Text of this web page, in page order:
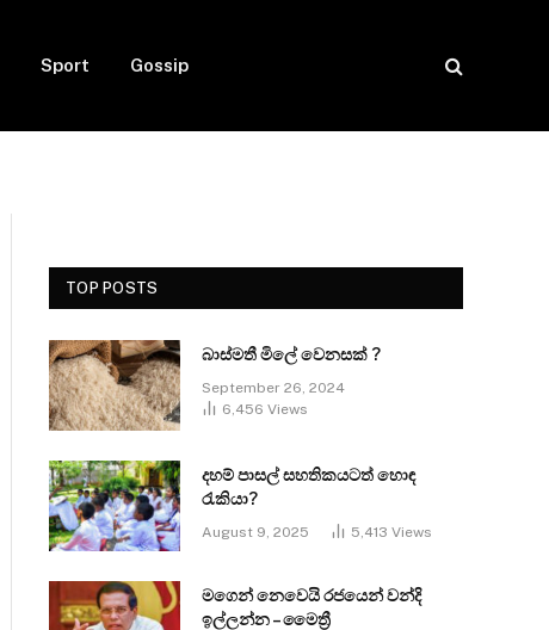
Sport Gossip
TOP POSTS
බාස්මතී මිලේ වෙනසක් ?
September 26, 2024
6,456 Views
දහම් පාසල් සහතිකයටත් හොඳ
රැකියා?
August 9, 2025 5,413 Views
මගෙන් නෙවෙයි රජයෙන් වන්දි
ඉල්ලන්න – මෛත්‍රී